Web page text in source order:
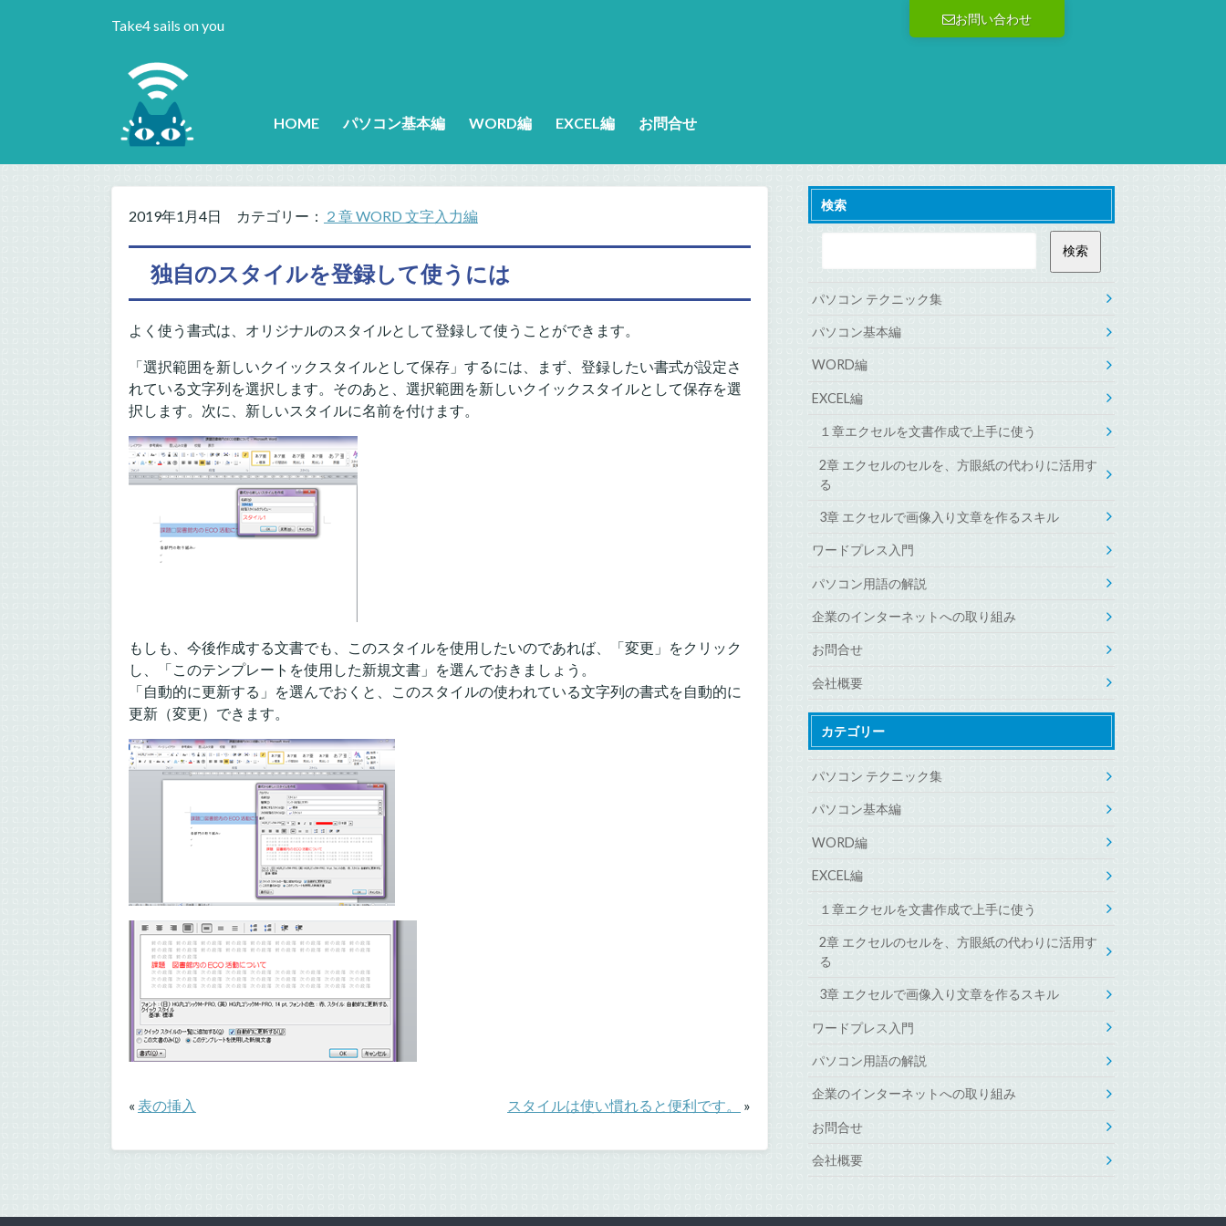
Take4 sails on you
HOME パソコン基本編 WORD編 EXCEL編 お問合せ
お問い合わせ
2019年1月4日 カテゴリー： ２章 WORD 文字入力編
独自のスタイルを登録して使うには
よく使う書式は、オリジナルのスタイルとして登録して使うことができます。
「選択範囲を新しいクイックスタイルとして保存」するには、まず、登録したい書式が設定さ
れている文字列を選択します。そのあと、選択範囲を新しいクイックスタイルとして保存を選
択します。次に、新しいスタイルに名前を付けます。
もしも、今後作成する文書でも、このスタイルを使用したいのであれば、「変更」をクリック
し、「このテンプレートを使用した新規文書」を選んでおきましょう。
「自動的に更新する」を選んでおくと、このスタイルの使われている文字列の書式を自動的に
更新（変更）できます。
« 表の挿入 スタイルは使い慣れると便利です。 »
検索
パソコン テクニック集
パソコン基本編
WORD編
EXCEL編
１章エクセルを文書作成で上手に使う
2章 エクセルのセルを、方眼紙の代わりに活用す
る
3章 エクセルで画像入り文章を作るスキル
ワードプレス入門
パソコン用語の解説
企業のインターネットへの取り組み
お問合せ
会社概要
カテゴリー
パソコン テクニック集
パソコン基本編
WORD編
EXCEL編
１章エクセルを文書作成で上手に使う
2章 エクセルのセルを、方眼紙の代わりに活用す
る
3章 エクセルで画像入り文章を作るスキル
ワードプレス入門
パソコン用語の解説
企業のインターネットへの取り組み
お問合せ
会社概要